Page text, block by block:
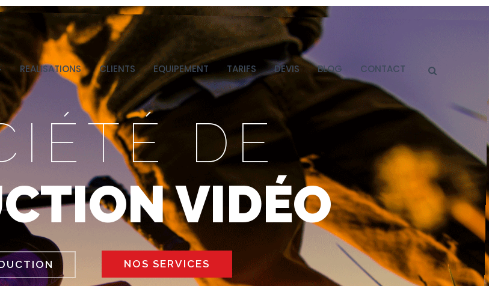
REALISATIONS CLIENTS EQUIPEMENT TARIFS DEVIS BLOG CONTACT
DE
VIDÉO
NOS SERVICES